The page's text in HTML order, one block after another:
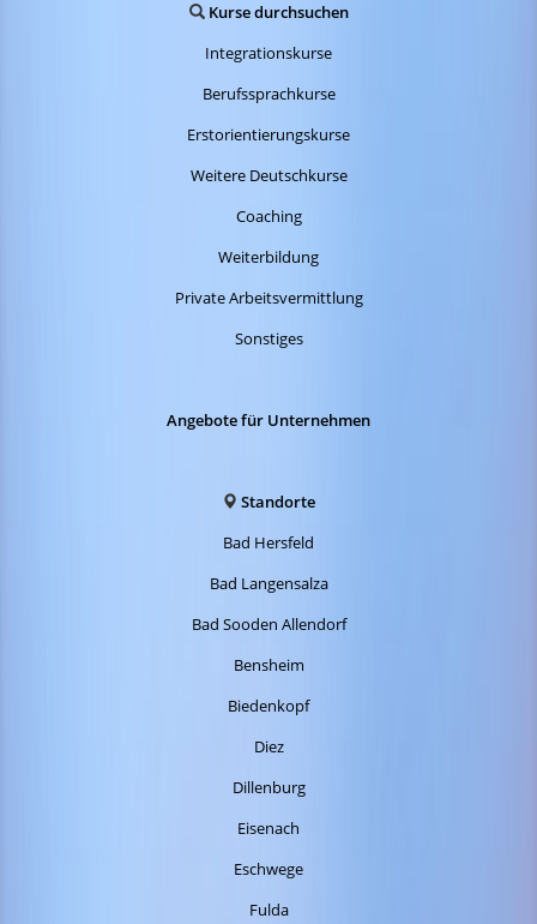
Kurse durchsuchen
Integrationskurse
Berufssprachkurse
Erstorientierungskurse
Weitere Deutschkurse
Coaching
Weiterbildung
Private Arbeitsvermittlung
Sonstiges
Angebote für Unternehmen
Standorte
Bad Hersfeld
Bad Langensalza
Bad Sooden Allendorf
Bensheim
Biedenkopf
Diez
Dillenburg
Eisenach
Eschwege
Fulda